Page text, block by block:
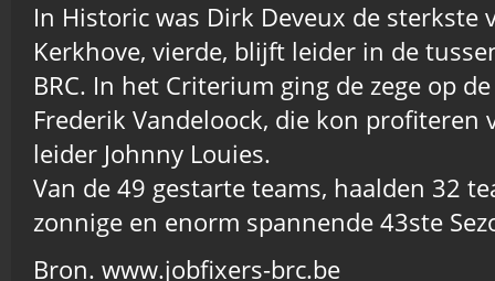
In Historic was Dirk Deveux de sterkste
Kerkhove, vierde, blijft leider in de
BRC. In het Criterium ging de zege op
Frederik Vandeloock, die kon profiteren
leider Johnny Louies.
Van de 49 gestarte teams, haalden 32
zonnige en enorm spannende 43ste
Bron. www.jobfixers-brc.be